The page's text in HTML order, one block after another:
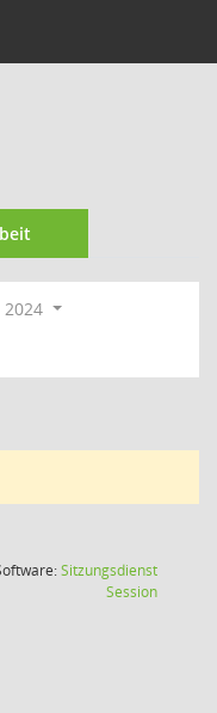
Sitzungsdienst
Session(Wird in